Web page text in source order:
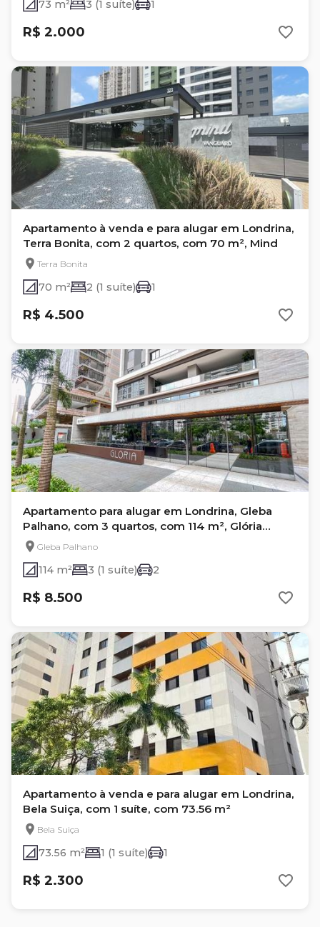
73 m² 3 (1 suíte) 1
R$ 2.000
Apartamento à venda e para alugar em Londrina,
Terra Bonita, com 2 quartos, com 70 m², Mind
Terra Bonita
70 m² 2 (1 suíte) 1
R$ 4.500
Apartamento para alugar em Londrina, Gleba
Palhano, com 3 quartos, com 114 m², Glória
Residence
Gleba Palhano
114 m² 3 (1 suíte) 2
R$ 8.500
Apartamento à venda e para alugar em Londrina,
Bela Suiça, com 1 suíte, com 73.56 m²
Bela Suiça
73.56 m² 1 (1 suíte) 1
R$ 2.300